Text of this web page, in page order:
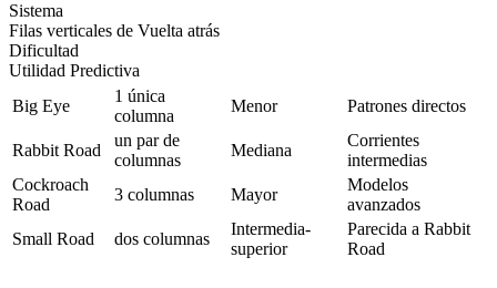
Sistema
Filas verticales de Vuelta atrás
Dificultad
Utilidad Predictiva
Big Eye
1 única
columna
Menor Patrones directos
Rabbit Road
un par de
columnas
Mediana
Corrientes
intermedias
Cockroach
Road
3 columnas Mayor
Modelos
avanzados
Small Road
dos columnas
Intermedia-
superior
Parecida a Rabbit
Road